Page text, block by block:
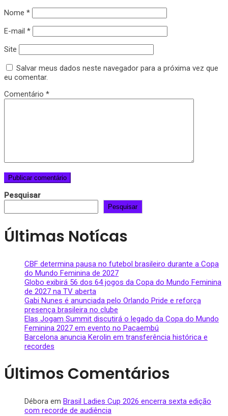
Nome *
E-mail *
Site
Salvar meus dados neste navegador para a próxima vez que
eu comentar.
Comentário *
Pesquisar
Pesquisar
Últimas Notícas
CBF determina pausa no futebol brasileiro durante a Copa
do Mundo Feminina de 2027
Globo exibirá 56 dos 64 jogos da Copa do Mundo Feminina
de 2027 na TV aberta
Gabi Nunes é anunciada pelo Orlando Pride e reforça
presença brasileira no clube
Elas Jogam Summit discutirá o legado da Copa do Mundo
Feminina 2027 em evento no Pacaembú
Barcelona anuncia Kerolin em transferência histórica e
recordes
Últimos Comentários
Débora em Brasil Ladies Cup 2026 encerra sexta edição
com recorde de audiência